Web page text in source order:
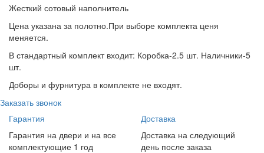
Жесткий сотовый наполнитель
Цена указана за полотно.При выборе комплекта ценя
меняется.
В стандартный комплект входит: Коробка-2.5 шт. Наличники-5
шт.
Доборы и фурнитура в комплекте не входят.
Заказать звонок
Гарантия
Гарантия на двери и на все
комплектующие 1 год
Доставка
Доставка на следующий
день после заказа